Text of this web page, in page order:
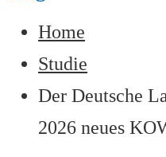
Home
Studie
Der Deutsche
2026 neues